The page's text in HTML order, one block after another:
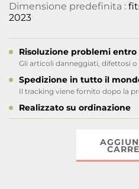
Dimensione predefinita :
2023
Risoluzione problemi
Gli articoli danneggiati, difettosi
Spedizione in tutto il
Il tracking viene fornito dopo la
Realizzato su ordinazione